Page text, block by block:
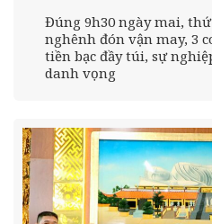
Đúng 9h30 ngày mai, thứ
nghênh đón vận may, 3
tiền bạc đầy túi, sự
danh vọng